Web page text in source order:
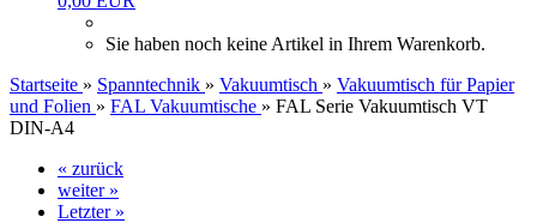
Sie haben noch keine Artikel in Ihrem Warenkorb.
Startseite » Spanntechnik » Vakuumtisch » Vakuumtisch für Papier
und Folien » FAL Vakuumtische » FAL Serie Vakuumtisch VT
DIN-A4
« zurück
weiter »
Letzter »